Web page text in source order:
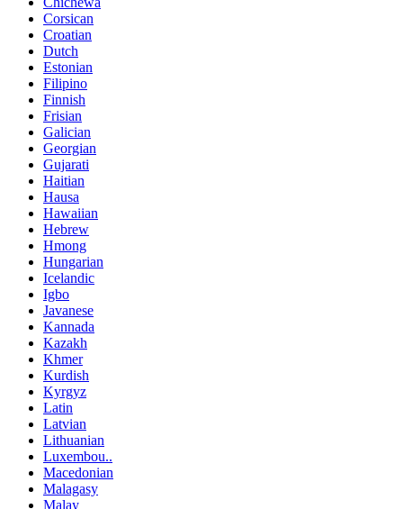
Corsican
Croatian
Dutch
Estonian
Filipino
Finnish
Frisian
Galician
Georgian
Gujarati
Haitian
Hausa
Hawaiian
Hebrew
Hmong
Hungarian
Icelandic
Igbo
Javanese
Kannada
Kazakh
Khmer
Kurdish
Kyrgyz
Latin
Latvian
Lithuanian
Luxembou..
Macedonian
Malagasy
Malay